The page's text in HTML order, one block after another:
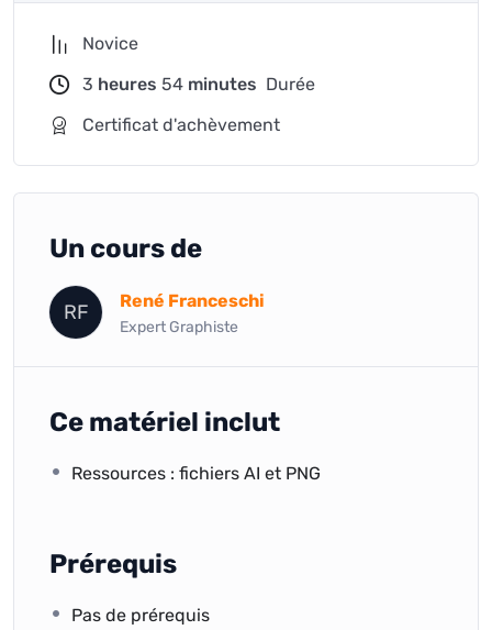
Novice
3 heures 54 minutes Durée
Certificat d'achèvement
Un cours de
RF René Franceschi
Expert Graphiste
Ce matériel inclut
Ressources : fichiers AI et PNG
Prérequis
Pas de prérequis